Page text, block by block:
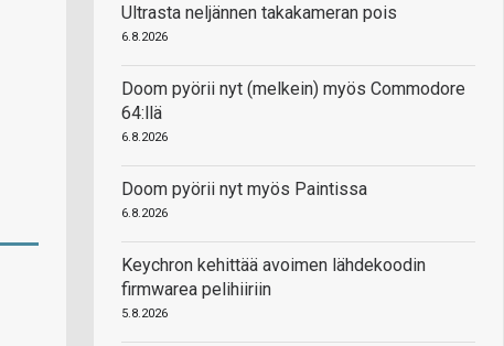
Ultrasta neljännen takakameran pois
6.8.2026
Doom pyörii nyt (melkein) myös Commodore
64:llä
6.8.2026
Doom pyörii nyt myös Paintissa
6.8.2026
Keychron kehittää avoimen lähdekoodin
firmwarea pelihiiriin
5.8.2026